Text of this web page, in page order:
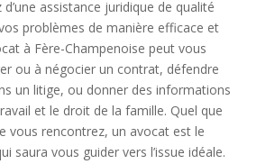
assistance juridique de qualité
problèmes de manière efficace et
à Fère-Champenoise peut vous
ou à négocier un contrat, défendre
un litige, ou donner des informations
et le droit de la famille. Quel que
vous rencontrez, un avocat est le
saura vous guider vers l’issue idéale.